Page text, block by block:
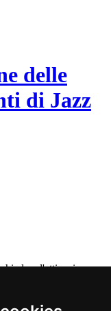
delle
di Jazz
l'attivazione